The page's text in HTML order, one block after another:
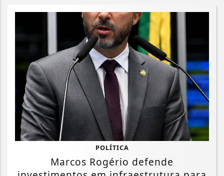
POLÍTICA
Marcos Rogério defende